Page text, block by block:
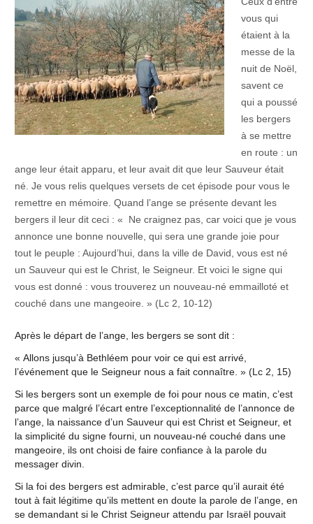
vous qui
étaient à la
messe de la
nuit de Noël,
savent ce
qui a poussé
les bergers
à se mettre
en route : un
ange leur était apparu, et leur avait dit que leur Sauveur était
né. Je vous relis quelques versets de cet épisode pour vous le
remettre en mémoire. Quand l’ange se présente devant les
bergers il leur dit ceci : « Ne craignez pas, car voici que je vous
annonce une bonne nouvelle, qui sera une grande joie pour
tout le peuple : Aujourd’hui, dans la ville de David, vous est né
un Sauveur qui est le Christ, le Seigneur. Et voici le signe qui
vous est donné : vous trouverez un nouveau-né emmailloté et
couché dans une mangeoire. » (Lc 2, 10-12)
Après le départ de l’ange, les bergers se sont dit :
« Allons jusqu’à Bethléem pour voir ce qui est arrivé,
l’événement que le Seigneur nous a fait connaître. » (Lc 2, 15)
Si les bergers sont un exemple de foi pour nous ce matin, c’est
parce que malgré l’écart entre l’exceptionnalité de l’annonce de
l’ange, la naissance d’un Sauveur qui est Christ et Seigneur, et
la simplicité du signe fourni, un nouveau-né couché dans une
mangeoire, ils ont choisi de faire confiance à la parole du
messager divin.
Si la foi des bergers est admirable, c’est parce qu’il aurait été
tout à fait légitime qu’ils mettent en doute la parole de l’ange, en
se demandant si le Christ Seigneur attendu par Israël pouvait